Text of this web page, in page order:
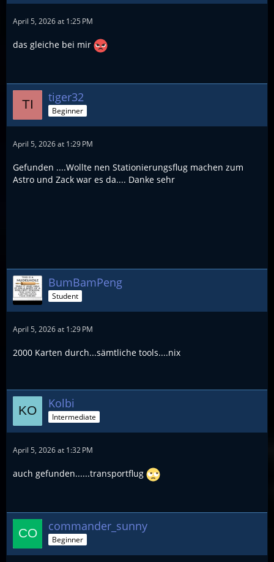
April 5, 2026 at 1:25 PM
das gleiche bei mir
tiger32
Beginner
April 5, 2026 at 1:29 PM
Gefunden ....Wollte nen Stationierungsflug machen zum
Astro und Zack war es da.... Danke sehr
BumBamPeng
Student
April 5, 2026 at 1:29 PM
2000 Karten durch...sämtliche tools....nix
Kolbi
Intermediate
April 5, 2026 at 1:32 PM
auch gefunden......transportflug
commander_sunny
Beginner